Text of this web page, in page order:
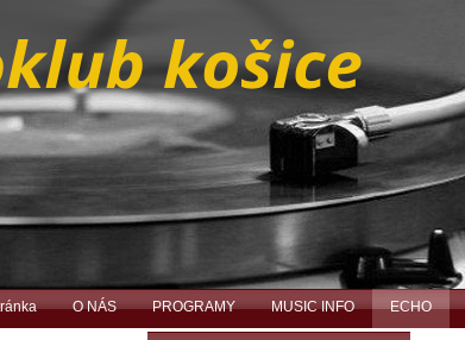
O NÁS PROGRAMY MUSIC INFO ECHO